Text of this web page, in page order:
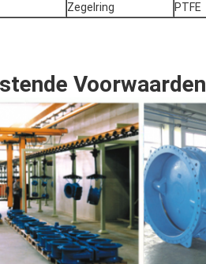
Zegelring PTFE
Voorwaarden